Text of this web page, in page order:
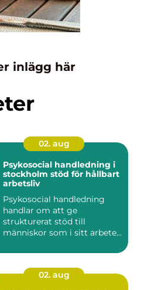
inlägg här
02. aug
Psykosocial handledning i
stockholm stöd för hållbart
arbetsliv
Psykosocial handledning
handlar om att ge
strukturerat stöd till
människor som i sitt arbete
02. aug